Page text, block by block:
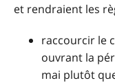
et rendraient les
raccourcir le
ouvrant la
mai plutôt